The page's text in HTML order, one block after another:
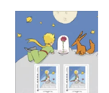
Prix 7,50€